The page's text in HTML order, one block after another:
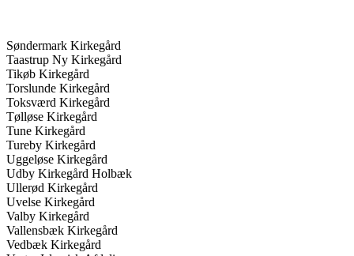
Søndermark Kirkegård
Taastrup Ny Kirkegård
Tikøb Kirkegård
Torslunde Kirkegård
Toksværd Kirkegård
Tølløse Kirkegård
Tune Kirkegård
Tureby Kirkegård
Uggeløse Kirkegård
Udby Kirkegård Holbæk
Ullerød Kirkegård
Uvelse Kirkegård
Valby Kirkegård
Vallensbæk Kirkegård
Vedbæk Kirkegård